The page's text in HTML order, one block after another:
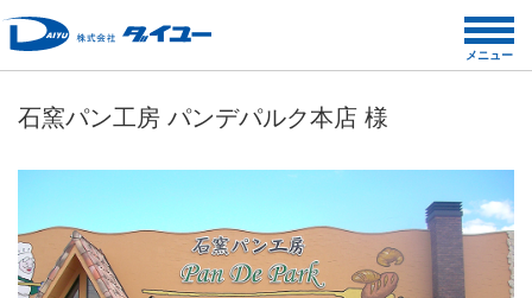
コ
テ
メニュー
石窯パン工房 パンデパルク本店 様